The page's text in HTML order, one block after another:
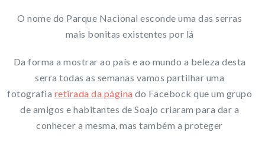
O nome do Parque Nacional esconde uma das serras
mais bonitas existentes por lá
Da forma a mostrar ao país e ao mundo a beleza desta
serra todas as semanas vamos partilhar uma
fotografia retirada da página do Facebock que um grupo
de amigos e habitantes de Soajo criaram para dar a
conhecer a mesma, mas também a proteger